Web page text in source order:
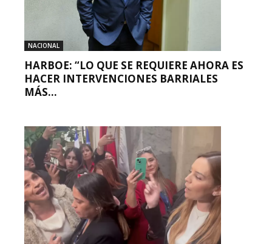
NACIONAL
HARBOE: “LO QUE SE REQUIERE AHORA ES
HACER INTERVENCIONES BARRIALES
MÁS...